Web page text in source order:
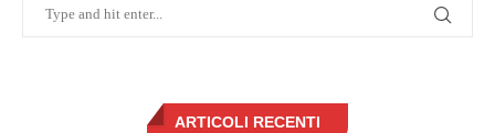
ARTICOLI RECENTI